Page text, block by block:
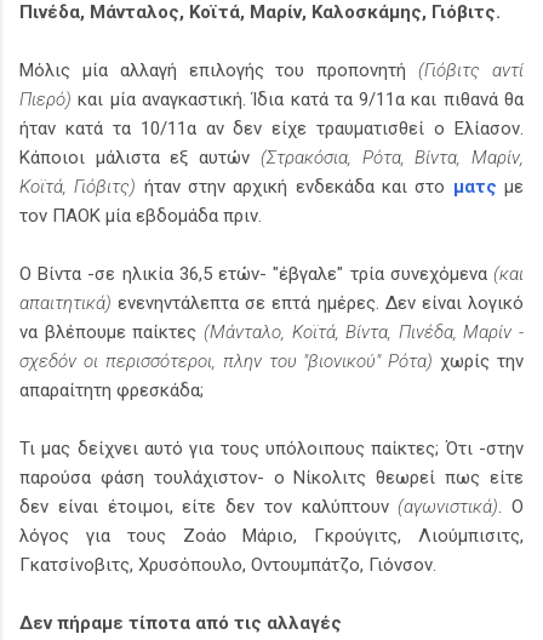
Πινέδα, Μάνταλος, Κοϊτά, Μαρίν, Καλοσκάμης, Γιόβιτς.
Μόλις μία αλλαγή επιλογής του προπονητή(Γιόβιτς αντί
Πιερό) και μία αναγκαστική. Ίδια κατά τα 9/11α και πιθανά θα
ήταν κατά τα 10/11α αν δεν είχε τραυματισθεί ο Ελίασον.
Κάποιοι μάλιστα εξ αυτών (Στρακόσια, Ρότα, Βίντα, Μαρίν,
Κοϊτά, Γιόβιτς) ήταν στην αρχική ενδεκάδα και στο ματς με
τον ΠΑΟΚ μία εβδομάδα πριν.
Ο Βίντα -σε ηλικία 36,5 ετών- "έβγαλε" τρία συνεχόμενα (και
απαιτητικά) ενενηντάλεπτα σε επτά ημέρες. Δεν είναι λογικό
να βλέπουμε παίκτες (Μάνταλο, Κοϊτά, Βίντα, Πινέδα, Μαρίν -
σχεδόν οι περισσότεροι, πλην του "βιονικού" Ρότα) χωρίς την
απαραίτητη φρεσκάδα;
Τι μας δείχνει αυτό για τους υπόλοιπους παίκτες; Ότι -στην
παρούσα φάση τουλάχιστον- ο Νίκολιτς θεωρεί πως είτε
δεν είναι έτοιμοι, είτε δεν τον καλύπτουν(αγωνιστικά). Ο
λόγος για τους Ζοάο Μάριο, Γκρούγιτς, Λιούμπισιτς,
Γκατσίνοβιτς, Χρυσόπουλο, Οντουμπάτζο, Γιόνσον.
Δεν πήραμε τίποτα από τις αλλαγές